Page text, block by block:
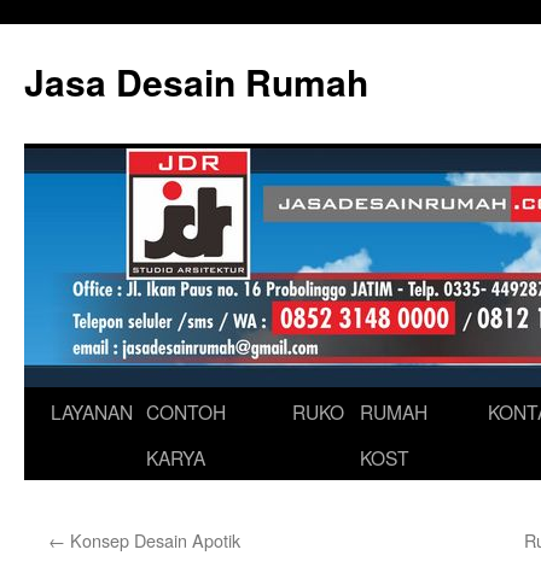
content
Jasa Desain Rumah
LAYANAN CONTOH
KARYA
RUKO
RUMAH
KOST
← Konsep Desain Apotik